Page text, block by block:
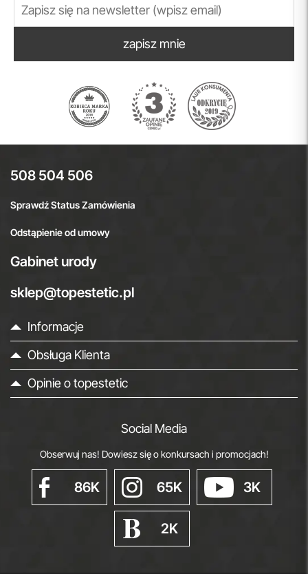
zapisz mnie
508 504 506
Sprawdź Status Zamówienia
Odstąpienie od umowy
Gabinet urody
sklep@topestetic.pl
Informacje
Obsługa Klienta
Opinie o topestetic
Social Media
Obserwuj nas! Dowiesz się o konkursach i promocjach!
86K 65K 3K
2K